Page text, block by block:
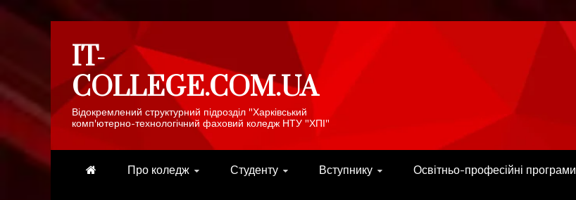
contentIT-
COLLEGE.COM.UA
Відокремлений структурний підрозділ "Харківський
комп'ютерно-технологічний фаховий коледж НТУ "ХПІ"
Про коледж Студенту Вступнику Освітньо-професійні програми